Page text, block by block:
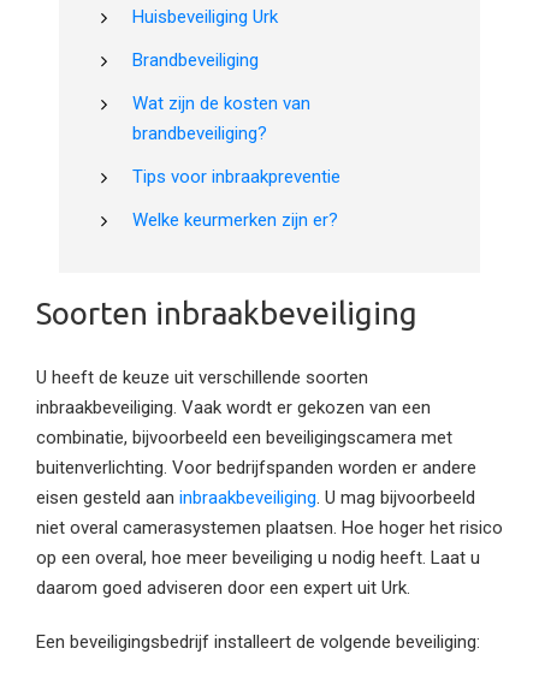
Huisbeveiliging Urk
Brandbeveiliging
Wat zijn de kosten van
brandbeveiliging?
Tips voor inbraakpreventie
Welke keurmerken zijn er?
Soorten inbraakbeveiliging
U heeft de keuze uit verschillende soorten
inbraakbeveiliging. Vaak wordt er gekozen van een
combinatie, bijvoorbeeld een beveiligingscamera met
buitenverlichting. Voor bedrijfspanden worden er andere
eisen gesteld aan inbraakbeveiliging. U mag bijvoorbeeld
niet overal camerasystemen plaatsen. Hoe hoger het risico
op een overal, hoe meer beveiliging u nodig heeft. Laat u
daarom goed adviseren door een expert uit Urk.
Een beveiligingsbedrijf installeert de volgende beveiliging: